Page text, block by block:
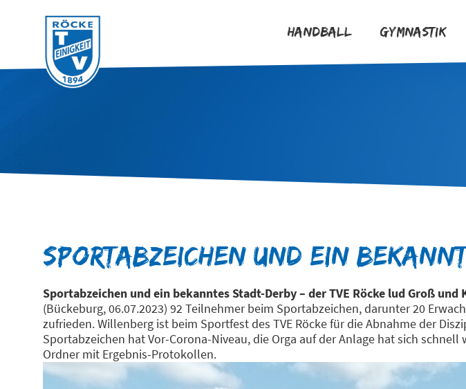
Handball Gymnastik
Sportabzeichen und ein
Sportabzeichen und ein bekanntes Stadt-Derby – der TVE Röcke lud Groß
(Bückeburg, 06.07.2023) 92 Teilnehmer beim Sportabzeichen, darunter 20
zufrieden. Willenberg ist beim Sportfest des TVE Röcke für die Abnahme der
Sportabzeichen hat Vor-Corona-Niveau, die Orga auf der Anlage hat sich
Ordner mit Ergebnis-Protokollen.